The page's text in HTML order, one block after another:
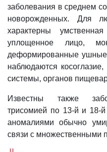
заболевания в среднем
новорожденных. Для
характерны
уплощенное лицо,
деформированные
наблюдаются косоглазие,
системы, органов
Известны также
трисомией по 13-й и 18-
аномалиями обычно
связи с множественными